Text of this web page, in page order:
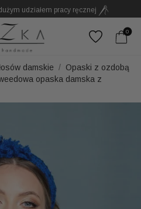
udziałem pracy ręcznej
Nie kolejny dodatek 0
damskie
Opaski z ozdobą
opaska damska z